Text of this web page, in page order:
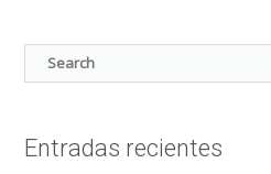
Entradas recientes